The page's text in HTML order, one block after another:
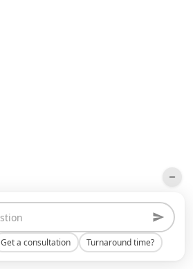
Get a consultation Turnaround time?